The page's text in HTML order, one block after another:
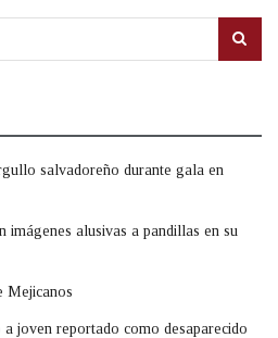
salvadoreño durante gala en
imágenes alusivas a pandillas en su
Mejicanos
joven reportado como desaparecido